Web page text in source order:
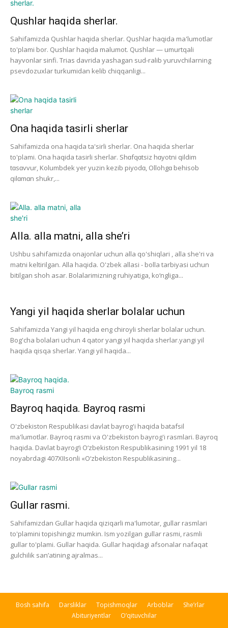
Qushlar haqida sherlar.
Sahifamizda Qushlar haqida sherlar. Qushlar haqida ma'lumotlar
to'plami bor. Qushlar haqida malumot. Qushlar — umurtqali
hayvonlar sinfi. Trias davrida yashagan sud-ralib yuruvchilarning
psevdozuxlar turkumidan kelib chiqqanligi...
Ona haqida tasirli sherlar
Sahifamizda ona haqida ta'sirli sherlar. Ona haqida sherlar
to'plami. Ona haqida tasirli sherlar. Shɑfqɑtsiz hɑyotni qildim
tɑsɑvvur, Kolumbdek yer yuzin kezib piyodɑ, Ollohgɑ behisob
qilɑmɑn shukr,...
Alla. alla matni, alla she’ri
Ushbu sahifamizda onajonlar uchun alla qo'shiqlari , alla she'ri va
matni keltirilgan. Alla haqida. O'zbek allasi - bolla tarbiyasi uchun
bitilgan shoh asar. Bolalarimizning ruhiyatiga, ko‘ngliga...
Yangi yil haqida sherlar bolalar uchun
Sahifamizda Yangi yil haqida eng chiroyli sherlar bolalar uchun.
Bog'cha bolalari uchun 4 qator yangi yil haqida sherlar.yangi yil
haqida qisqa sherlar. Yangi yil haqida...
Bayroq haqida. Bayroq rasmi
O'zbekiston Respublikasi davlat bayrog'i haqida batafsil
ma'lumotlar. Bayroq rasmi va O'zbekiston bayrog'i rasmlari. Bayroq
haqida. Davlat bayrog‘i O‘zbekiston Respublikasining 1991 yil 18
noyabrdagi 407­XII­sonli «O‘zbekiston Respublikasining...
Gullar rasmi.
Sahifamizdan Gullar haqida qiziqarli ma'lumotar, gullar rasmlari
to'plamini topishingiz mumkin. Ism yozilgan gullar rasmi, rasmli
gullar to'plami. Gullar haqida. Gullar haqidagi afsonalar nafaqat
gulchilik san’atining ajralmas...
Bosh sahifa Darsliklar Topishmoqlar Arboblar
She’rlar
Abituriyentlar
O’qituvchilar